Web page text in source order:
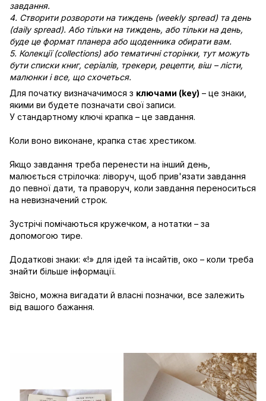
завдання.
4. Створити розвороти на тиждень (weekly spread) та день
(daily spread). Або тільки на тиждень, або тільки на день,
буде це формат планера або щоденника обирати вам.
5. Колекції (collections) або тематичні сторінки, тут можуть
бути списки книг, серіалів, трекери, рецепти, віш – лісти,
малюнки і все, що схочеться.
Для початку визначачимося з ключами (key) – це знаки,
якими ви будете позначати свої записи.
У стандартному ключі крапка – це завдання.
Коли воно виконане, крапка стає хрестиком.
Якщо завдання треба перенести на інший день,
малюється стрілочка: ліворуч, щоб прив'язати завдання
до певної дати, та праворуч, коли завдання переноситься
на невизначений строк.
Зустрічі помічаються кружечком, а нотатки – за
допомогою тире.
Додаткові знаки: «!» для ідей та інсайтів, око – коли треба
знайти більше інформації.
Звісно, можна вигадати й власні позначки, все залежить
від вашого бажання.